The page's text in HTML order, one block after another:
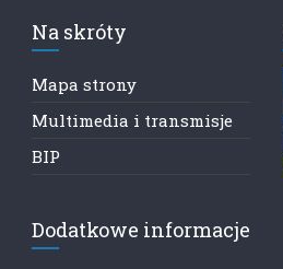
Na skróty
Mapa strony
Multimedia i transmisje
BIP
Dodatkowe informacje